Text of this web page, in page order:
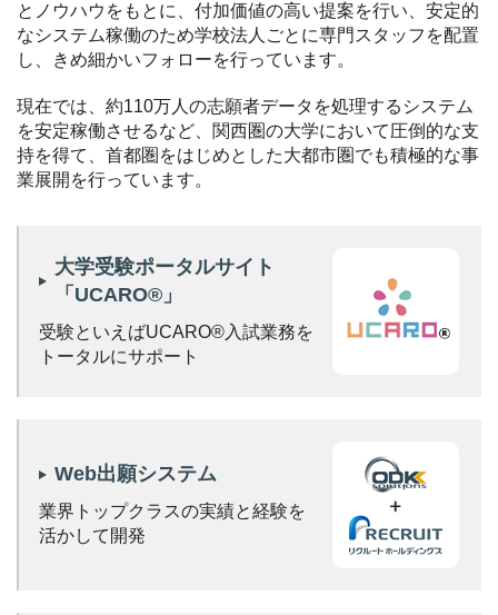
とノウハウをもとに、付加価値の高い提案を行い、 安定的
なシステム稼働のため学校法人ごとに専門スタッフを配置
し、きめ細かいフォローを行っています。
現在では、約110万人の志願者データを処理するシステム
を安定稼働させるなど、関西圏の大学において圧倒的な支
持を得て、 首都圏をはじめとした大都市圏でも積極的な事
業展開を行っています。
大学受験ポータルサイト
「UCARO®」
受験といえばUCARO®入試業務を
トータルにサポート
Web出願システム
業界トップクラスの実績と経験を
活かして開発